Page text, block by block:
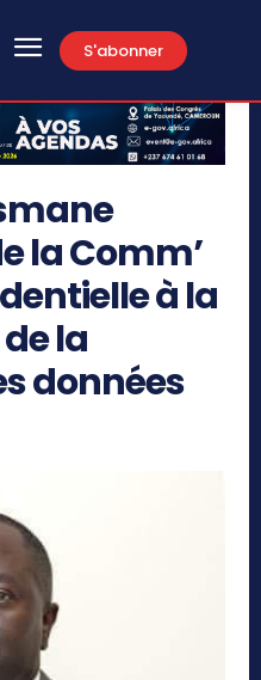
S'abonner
la Comm’
à la
la
données